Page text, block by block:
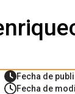
Fecha de
Fecha de